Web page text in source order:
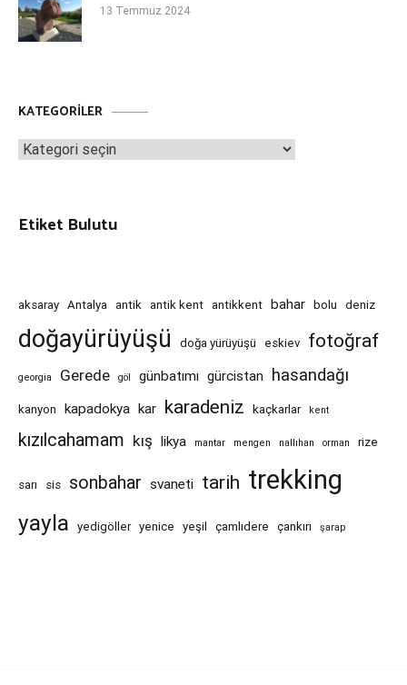
13 Temmuz 2024
KATEGORILER
Kategoriler
Etiket Bulutu
aksaray Antalya antik antik kent antikkent bahar bolu deniz
doğayürüyüşü doğa yürüyüşü eskiev fotoğraf
georgia Gerede göl günbatımı gürcistan hasandağı
kanyon kapadokya kar karadeniz kaçkarlar kent
kızılcahamam kış likya mantar mengen nallıhan orman rize
sarı sis sonbahar svaneti tarih trekking
yayla yedigöller yenice yeşil çamlıdere çankırı şarap